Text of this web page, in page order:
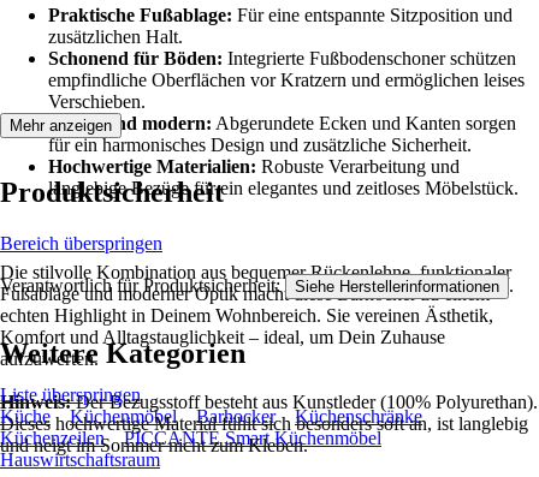
Praktische Fußablage: Für eine entspannte Sitzposition und
zusätzlichen Halt.
Schonend für Böden: Integrierte Fußbodenschoner schützen
empfindliche Oberflächen vor Kratzern und ermöglichen leises
Verschieben.
Sicher und modern: Abgerundete Ecken und Kanten sorgen
für ein harmonisches Design und zusätzliche Sicherheit.
Hochwertige Materialien: Robuste Verarbeitung und
langlebige Bezüge für ein elegantes und zeitloses Möbelstück.
Die stilvolle Kombination aus bequemer Rückenlehne, funktionaler
Fußablage und moderner Optik macht diese Barhocker zu einem
echten Highlight in Deinem Wohnbereich. Sie vereinen Ästhetik,
Komfort und Alltagstauglichkeit – ideal, um Dein Zuhause
aufzuwerten.
Hinweis:Der Bezugsstoff besteht aus Kunstleder (100% Polyurethan).
Dieses hochwertige Material fühlt sich besonders soft an, ist langlebig
und neigt im Sommer nicht zum Kleben.
Mehr anzeigen
Produktsicherheit
Bereich überspringen
Verantwortlich für Produktsicherheit: Siehe Herstellerinformationen .
Weitere Kategorien
Liste überspringen
Küche
Küchenmöbel Barhocker
Küchenschränke
Küchenzeilen
PICCANTE Smart Küchenmöbel
Hauswirtschaftsraum